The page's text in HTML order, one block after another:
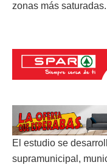
zonas más saturadas.
El estudio se
supramunicipal,